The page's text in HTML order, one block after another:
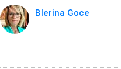
Blerina Goce